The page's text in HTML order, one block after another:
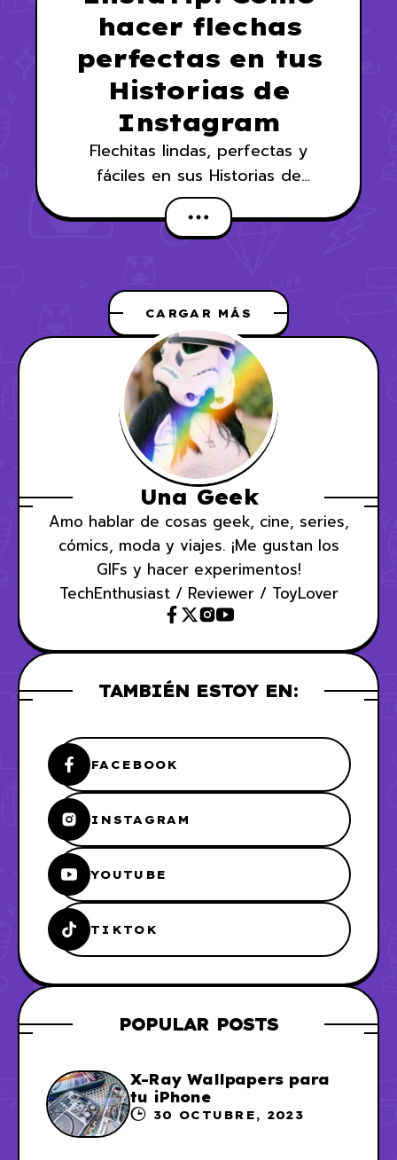
hacer flechas
perfectas en tus
Historias de
Instagram
Flechitas lindas, perfectas y
fáciles en sus Historias de
Instagram
CARGAR MÁS
Una Geek
Amo hablar de cosas geek, cine, series,
cómics, moda y viajes. ¡Me gustan los
GIFs y hacer experimentos!
TechEnthusiast / Reviewer / ToyLover
TAMBIÉN ESTOY EN:
FACEBOOK
INSTAGRAM
YOUTUBE
TIKTOK
POPULAR POSTS
X-Ray Wallpapers para
tu iPhone
30 OCTUBRE, 2023